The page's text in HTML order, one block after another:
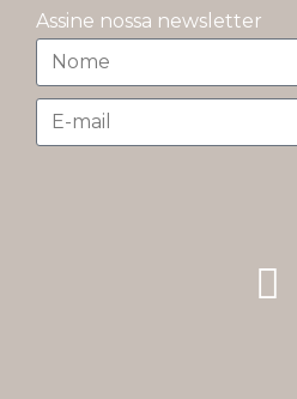
Assine nossa newsletter